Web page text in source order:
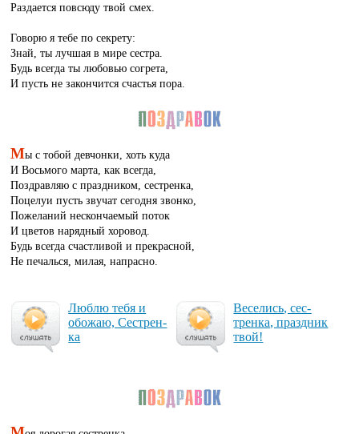
Раздается повсюду твой смех.
Говорю я тебе по секрету:
Знай, ты лучшая в мире сестра.
Будь всегда ты любовью согрета,
И пусть не закончится счастья пора.
Мы с тобой девчонки, хоть куда
И Восьмого марта, как всегда,
Поздравляю с праздником, сестренка,
Поцелуи пусть звучат сегодня звонко,
Пожеланий нескончаемый поток
И цветов нарядный хоровод.
Будь всегда счастливой и прекрасной,
Не печалься, милая, напрасно.
Люб­лю те­бя и
обо­жаю, Сес­трен­
ка
Ве­се­лись, сес­
трен­ка, праз­дник
твой!